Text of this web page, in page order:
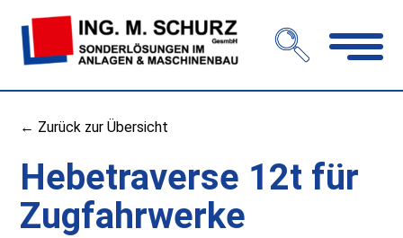
← Zurück zur Übersicht
Hebetraverse 12t für
Zugfahrwerke